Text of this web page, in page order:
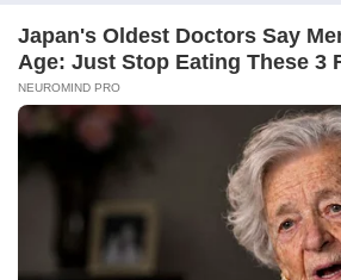
Следете нè на Фејсбук за да сте во